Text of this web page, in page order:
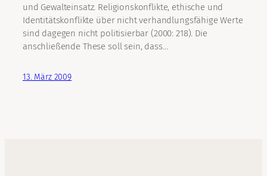
und Gewalteinsatz. Religionskonflikte, ethische und
Identitätskonflikte über nicht verhandlungsfähige Werte
sind dagegen nicht politisierbar (2000: 218). Die
anschließende These soll sein, dass…
13. März 2009